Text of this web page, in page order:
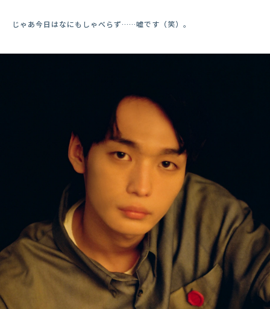
じゃあ今日はなにもしゃべらず……嘘です（笑）。